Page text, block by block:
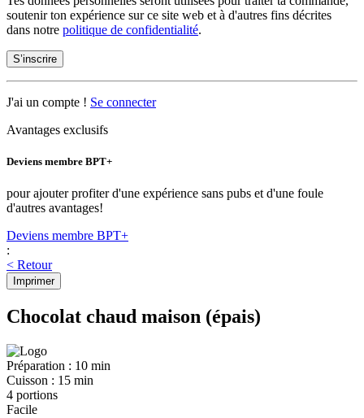
soutenir ton expérience sur ce site web et à d'autres fins décrites
dans notre politique de confidentialité.
S’inscrire
J'ai un compte ! Se connecter
Avantages exclusifs
Deviens membre BPT+
pour ajouter profiter d'une expérience sans pubs et d'une foule
d'autres avantages!
Deviens membre BPT+
:
< Retour
Imprimer
Chocolat chaud maison (épais)
Préparation : 10 min
Cuisson : 15 min
4 portions
Facile